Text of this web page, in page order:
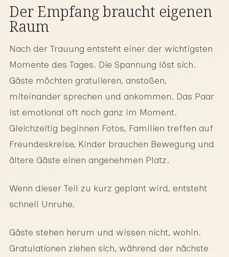
Der Empfang braucht eigenen
Raum
Nach der Trauung entsteht einer der wichtigsten
Momente des Tages. Die Spannung löst sich.
Gäste möchten gratulieren, anstoßen,
miteinander sprechen und ankommen. Das Paar
ist emotional oft noch ganz im Moment.
Gleichzeitig beginnen Fotos, Familien treffen auf
Freundeskreise, Kinder brauchen Bewegung und
ältere Gäste einen angenehmen Platz.
Wenn dieser Teil zu kurz geplant wird, entsteht
schnell Unruhe.
Gäste stehen herum und wissen nicht, wohin.
Gratulationen ziehen sich, während der nächste